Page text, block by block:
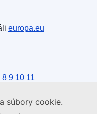
súbory cookie.
europa.eu
9 10 11